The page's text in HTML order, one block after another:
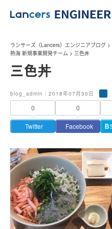
ランサーズ（Lancers）エンジニアブログ >
熱海 新規事業開発チーム > 三色丼
三色丼
blog_admin｜2018年07月30日
0
Twitter
0
Facebook Ｂ!